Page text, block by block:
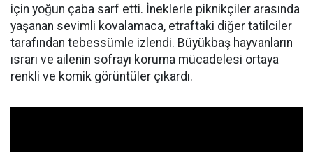
için yoğun çaba sarf etti. İneklerle piknikçiler arasında
yaşanan sevimli kovalamaca, etraftaki diğer tatilciler
tarafından tebessümle izlendi. Büyükbaş hayvanların
ısrarı ve ailenin sofrayı koruma mücadelesi ortaya
renkli ve komik görüntüler çıkardı.